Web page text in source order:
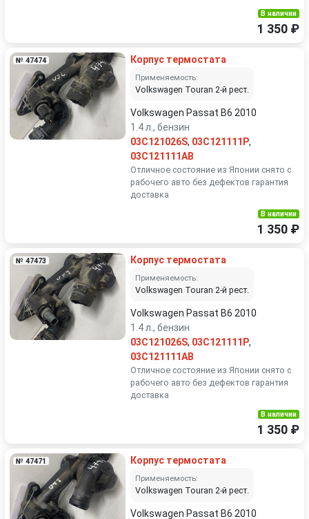
В наличии
1 350 ₽
№ 47474 Корпус термостата
Применяемость:
Volkswagen Touran 2-й рест.
Volkswagen Passat B6 2010
1.4 л., бензин
03C121026S, 03C121111P,
03C121111AB
Отличное состояние из Японии снято с
рабочего авто без дефектов гарантия
доставка
В наличии
1 350 ₽
№ 47473 Корпус термостата
Применяемость:
Volkswagen Touran 2-й рест.
Volkswagen Passat B6 2010
1.4 л., бензин
03C121026S, 03C121111P,
03C121111AB
Отличное состояние из Японии снято с
рабочего авто без дефектов гарантия
доставка
В наличии
1 350 ₽
№ 47471 Корпус термостата
Применяемость:
Volkswagen Touran 2-й рест.
Volkswagen Passat B6 2010